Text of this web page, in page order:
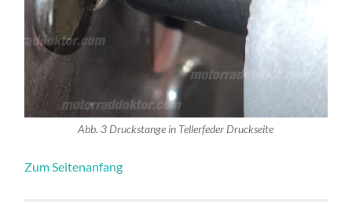
Abb. 3 Druckstange in Tellerfeder Druckseite
Zum Seitenanfang